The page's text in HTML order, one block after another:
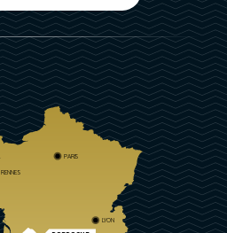
PARIS
RENNES
LYON